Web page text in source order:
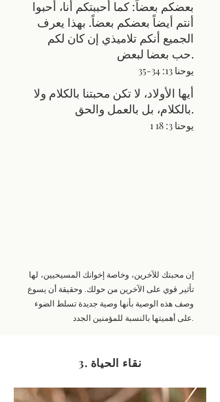
بعضكم بعضاً: كما أحببتكم أنا، أحبوا
أنتم أيضاً بعضكم بعضاً. بهذا يعرف
الجميع أنكم تلاميذي إن كان لكم
حب بعضا لبعض.
يوحنا 13: 34-35
أيها الأولاد، لا تكن محبتنا بالكلام ولا
بالكلام، بل بالعمل والحق.
1 يوحنا 3: 18
إن محبتك للآخرين، وخاصة إخوانك المسيحيين، لها
تأثير قوي على الآخرين من حولك. وحقيقة أن يسوع
وصف هذه الوصية بأنها وصية جديدة تسلط الضوء
على أهميتها بالنسبة للمؤمنين الجدد.
3. نقاء الحياة